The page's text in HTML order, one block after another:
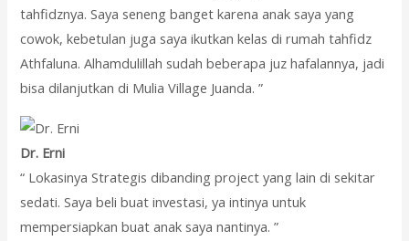
tahfidznya. Saya seneng banget karena anak saya yang
cowok, kebetulan juga saya ikutkan kelas di rumah tahfidz
Athfaluna. Alhamdulillah sudah beberapa juz hafalannya, jadi
bisa dilanjutkan di Mulia Village Juanda. ”
Dr. Erni
“ Lokasinya Strategis dibanding project yang lain di sekitar
sedati. Saya beli buat investasi, ya intinya untuk
mempersiapkan buat anak saya nantinya. ”